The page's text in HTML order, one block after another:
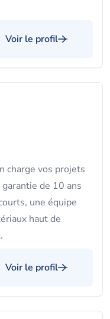
Voir le profil
charge vos projets
de 10 ans
une équipe
haut de
Voir le profil